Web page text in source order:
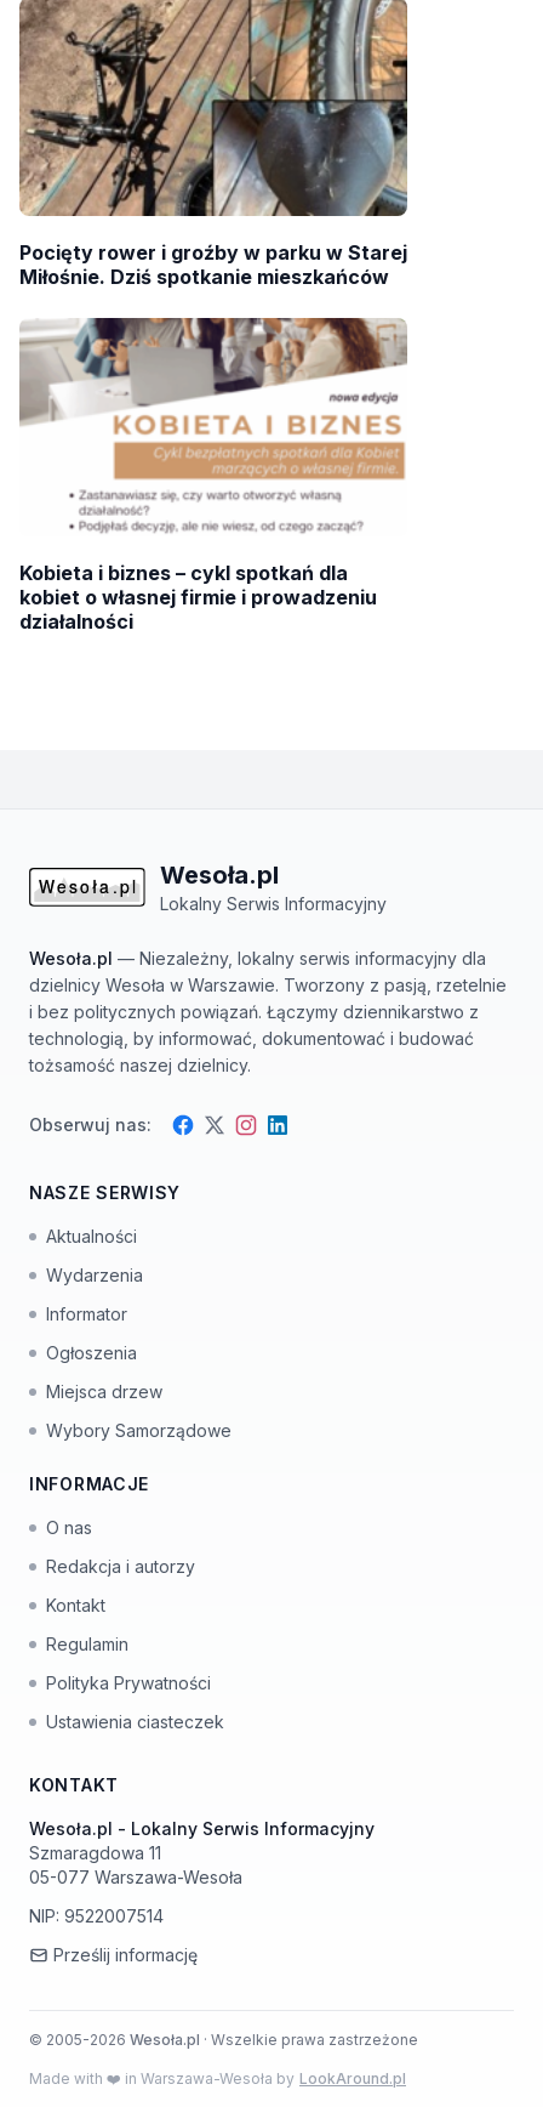
Pocięty rower i groźby w parku w Starej
Miłośnie. Dziś spotkanie mieszkańców
Kobieta i biznes – cykl spotkań dla
kobiet o własnej firmie i prowadzeniu
działalności
Wesoła.pl
Lokalny Serwis Informacyjny
Wesoła.pl — Niezależny, lokalny serwis informacyjny dla
dzielnicy Wesoła w Warszawie. Tworzony z pasją, rzetelnie
i bez politycznych powiązań. Łączymy dziennikarstwo z
technologią, by informować, dokumentować i budować
tożsamość naszej dzielnicy.
Obserwuj nas: Facebook
TwitterInstagram
LinkedIn
NASZE SERWISY
Aktualności
Wydarzenia
Informator
Ogłoszenia
Miejsca drzew
Wybory Samorządowe
INFORMACJE
O nas
Redakcja i autorzy
Kontakt
Regulamin
Polityka Prywatności
Ustawienia ciasteczek
KONTAKT
Wesoła.pl - Lokalny Serwis Informacyjny
Szmaragdowa 11
05-077 Warszawa-Wesoła
NIP: 9522007514
Prześlij informację
© 2005-2026 Wesoła.pl · Wszelkie prawa zastrzeżone
Made with ❤️ in Warszawa-Wesoła by LookAround.pl